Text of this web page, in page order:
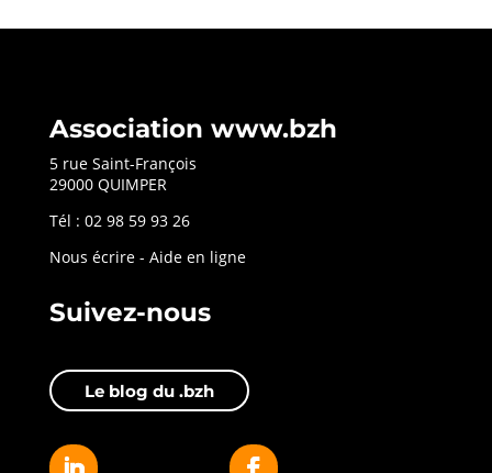
Association www.bzh
5 rue Saint-François
29000 QUIMPER
Tél : 02 98 59 93 26
Nous écrire - Aide en ligne
Suivez-nous
Le blog du .bzh